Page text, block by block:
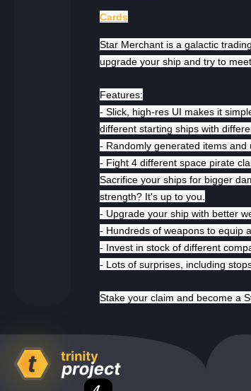
Cards
Star Merchant is a galactic
upgrade your ship and try to
Features:
- Slick, high-res UI makes it
different starting ships with
- Randomly generated items
- Fight 4 different space pirate
Sacrifice your ships for bigger
strength? It's up to you.
- Upgrade your ship with better
- Hundreds of weapons to equip
- Invest in stock of different
- Lots of surprises, including
Stake your claim and become a